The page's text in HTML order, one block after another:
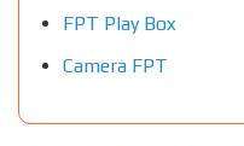
FPT Play Box
Camera FPT